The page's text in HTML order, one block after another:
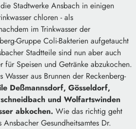
Stadtwerke Ansbach in einigen
chloren - als
im Trinkwasser der
Gruppe Coli-Bakterien aufgetaucht
Stadtteile sind nun aber auch
für Speisen und Getränke abzukochen.
Wasser aus Brunnen der Reckenberg-
Deßmannsdorf, Gösseldorf,
und Wolfartswinden
abkochen. Wie das richtig geht
Gesundheitsamtes Dr.